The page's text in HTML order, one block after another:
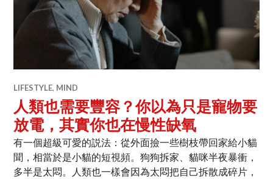
LIFESTYLE, MIND
人類也需要豐容？你以為只是寵物要
放電，其實你也在慢性缺氧
有一個超級可愛的説法：從外面撿一些樹枝帶回家給小貓
聞，相當於是小貓的短視頻。狗狗拆家、貓咪半夜暴衝，
多半是太悶。人類也一樣會因為太悶把自己拆散成碎片，